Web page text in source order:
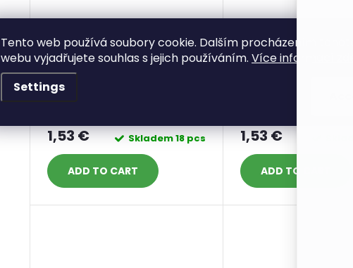
Tento web používá soubory cookie. Dalším procházením tohoto
webu vyjadřujete souhlas s jejich používáním. Více informací zde.
Settingspříze Drops Paris 16 bílá
1,53 € Skladem18 pcs
ADD TO CART
1,53 €
ADD TO CART